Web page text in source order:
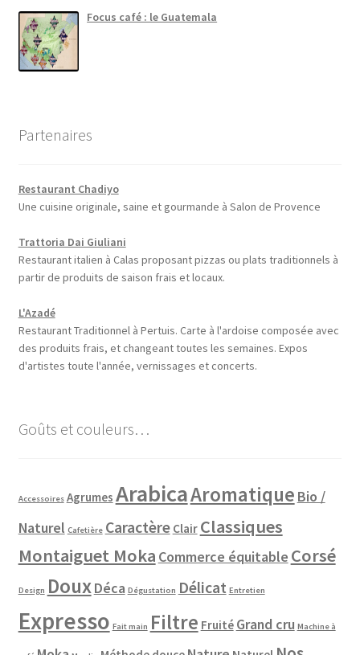
Focus café : le Guatemala
Partenaires
Restaurant Chadiyo
Une cuisine originale, saine et gourmande à Salon de Provence
Trattoria Dai Giuliani
Restaurant italien à Calas proposant pizzas ou plats traditionnels à
partir de produits de saison frais et locaux.
L'Azadé
Restaurant Traditionnel à Pertuis. Carte à l'ardoise composée avec
des produits frais, et changeant toutes les semaines. Expos
d'artistes toute l'année, vernissages et concerts.
Goûts et couleurs…
Accessoires Agrumes ArabicaAromatique Bio /
Naturel Cafetière Caractère Clair Classiques
Montaiguet Moka Commerce équitable Corsé
Design DouxDéca Dégustation Délicat Entretien
Expresso Fait main Filtre Fruité Grand cru Machine à